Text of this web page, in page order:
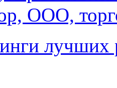
ООО,
лучших